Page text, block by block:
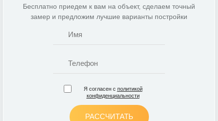
Бесплатно приедем к вам на объект, сделаем точный
замер и предложим лучшие варианты постройки
Я согласен с политикой
конфиденциальности
РАССЧИТАТЬ